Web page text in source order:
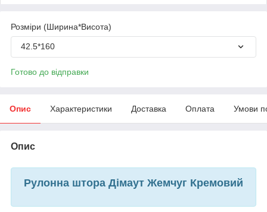
Розміри (Ширина*Висота)
42.5*160
Готово до відправки
Опис Характеристики Доставка Оплата Умови
Опис
Рулонна штора Дімаут Жемчуг Кремовий